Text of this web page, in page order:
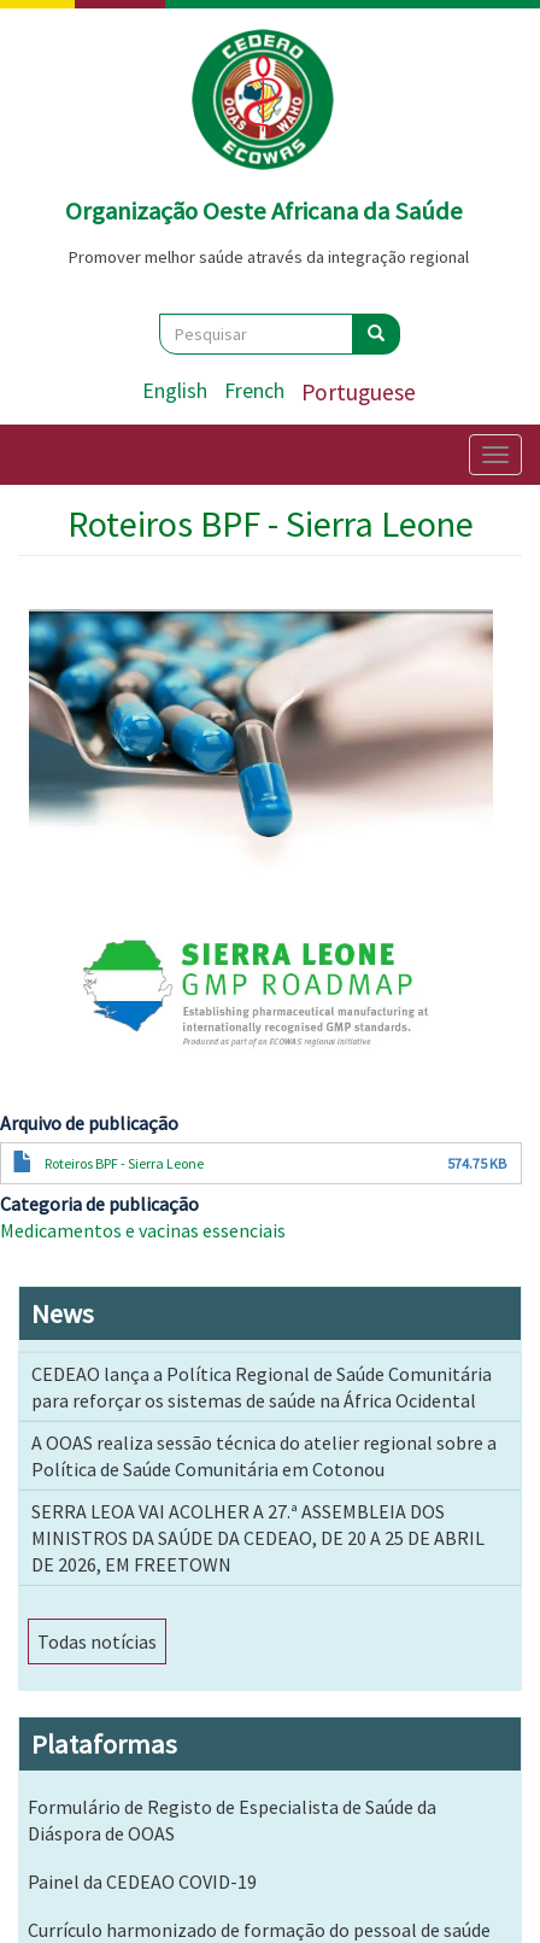
Passar
Organização Oeste Africana da Saúde
Promover melhor saúde através da integração regional
Search
Pesquisar Pesquisar
English French Portuguese
Roteiros BPF - Sierra Leone
Arquivo de publicação
Documento
Roteiros BPF - Sierra Leone 574.75 KB
Categoria de publicação
Medicamentos e vacinas essenciais
News
CEDEAO lança a Política Regional de Saúde Comunitária
para reforçar os sistemas de saúde na África Ocidental
A OOAS realiza sessão técnica do atelier regional sobre a
Política de Saúde Comunitária em Cotonou
SERRA LEOA VAI ACOLHER A 27.ª ASSEMBLEIA DOS
MINISTROS DA SAÚDE DA CEDEAO, DE 20 A 25 DE ABRIL
DE 2026, EM FREETOWN
Todas notícias
Plataformas
Formulário de Registo de Especialista de Saúde da
Diáspora de OOAS
Painel da CEDEAO COVID-19
Currículo harmonizado de formação do pessoal de saúde